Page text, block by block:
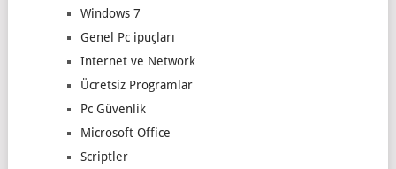
Windows 7
Genel Pc ipuçları
Internet ve Network
Ücretsiz Programlar
Pc Güvenlik
Microsoft Office
Scriptler